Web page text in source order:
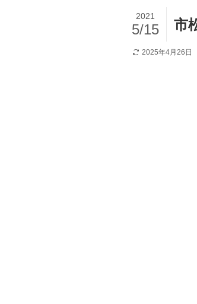
市
2021
5/15
2025年4月26日